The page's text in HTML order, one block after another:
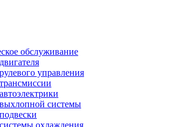
обслуживание
управления
системы
охлаждения